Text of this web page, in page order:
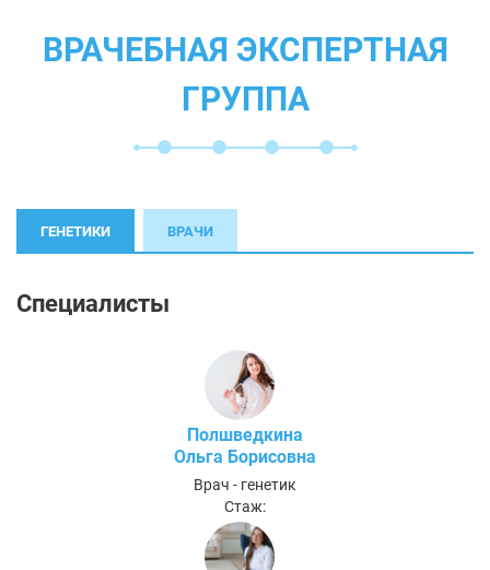
ВРАЧЕБНАЯ ЭКСПЕРТНАЯ
ГРУППА
ГЕНЕТИКИ ВРАЧИ
Специалисты
Полшведкина
Ольга Борисовна
Врач - генетик
Стаж: